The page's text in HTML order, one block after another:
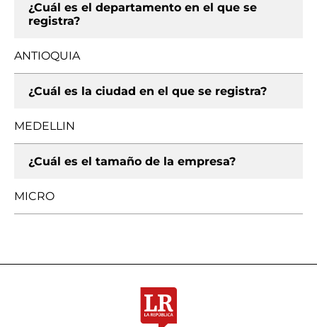
¿Cuál es el departamento en el que se
registra?
ANTIOQUIA
¿Cuál es la ciudad en el que se registra?
MEDELLIN
¿Cuál es el tamaño de la empresa?
MICRO